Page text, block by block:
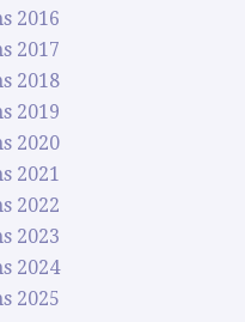
2016
2017
2018
2019
2020
2021
2022
2023
2024
2025